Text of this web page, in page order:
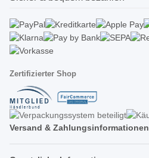
Zertifizierter Shop
Versand & Zahlungsinformationen